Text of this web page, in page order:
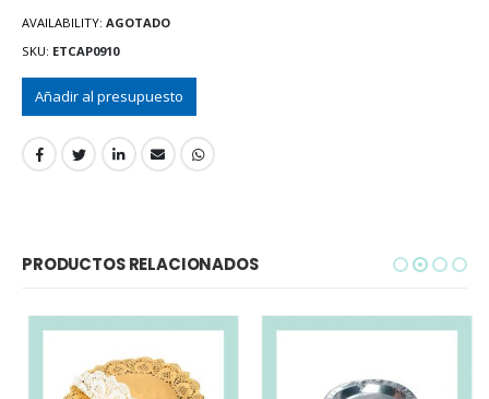
AVAILABILITY: AGOTADO
SKU: ETCAP0910
Añadir al presupuesto
PRODUCTOS RELACIONADOS